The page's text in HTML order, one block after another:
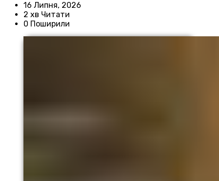
16 Липня, 2026
2 хв Читати
0 Поширили